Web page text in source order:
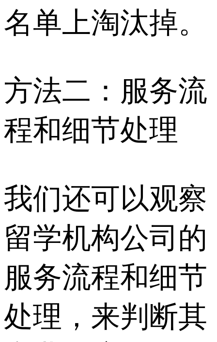
名单上淘汰掉。
方法二：服务流
程和细节处理
我们还可以观察
留学机构公司的
服务流程和细节
处理，来判断其